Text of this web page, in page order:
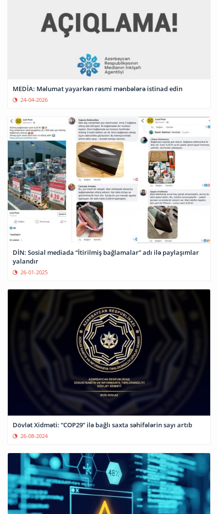
MEDİA: Məlumat yayarkən rəsmi mənbələrə istinad edin
24-04-2026
DİN: Sosial mediada “İtirilmiş bağlamalar” adı ilə paylaşımlar
yalandır
26-01-2025
Dövlət Xidməti: “COP29” ilə bağlı saxta səhifələrin sayı artıb
26-08-2024